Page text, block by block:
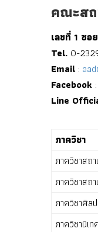
คณะสถ
เลขที่ 1 ซอ
Tel. 0-
Email:
Facebook :
Line
ภาควิชา
ภาควิชาสถ
ภาควิชาสถ
ภาควิชาศิล
ภาควิชานิเ